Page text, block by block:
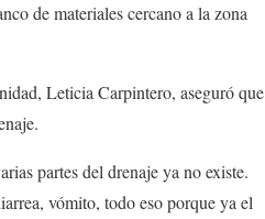
de materiales cercano a la zona
Leticia Carpintero, aseguró que
partes del drenaje ya no existe.
vómito, todo eso porque ya el